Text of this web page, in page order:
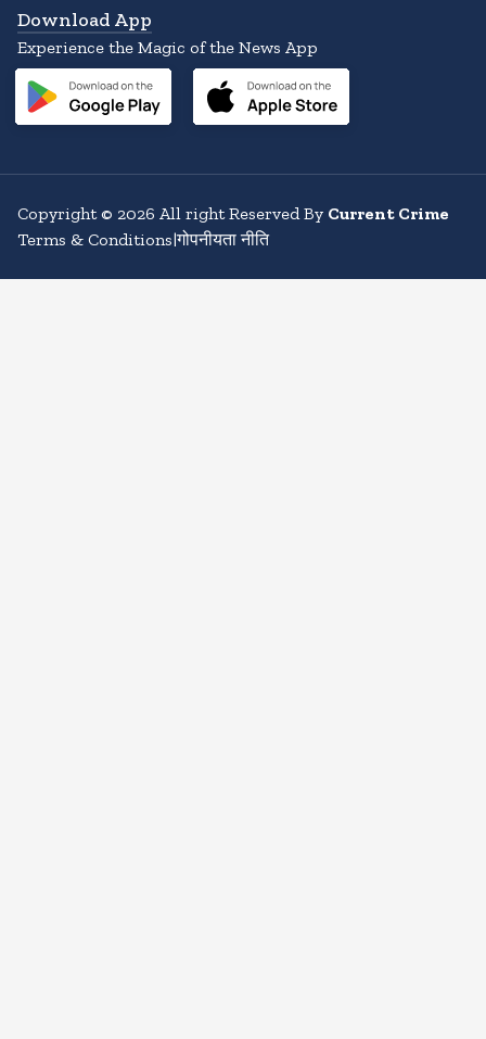
Download App
Experience the Magic of the News App
Copyright© 2026 All right Reserved By Current Crime
Terms & Conditions|गोपनीयता नीति